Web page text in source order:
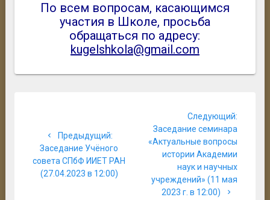
По всем вопросам, касающимся
участия в Школе, просьба
обращаться по адресу:
kugelshkola@gmail.com
записям
Предыдущий: Предыдущая
запись:
Заседание Учёного
совета СПбФ ИИЕТ РАН
(27.04.2023 в 12:00)
Следующий:
Заседание семинара
«Актуальные вопросы
истории Академии
наук и научных
учреждений» (11 мая
2023 г. в 12:00)